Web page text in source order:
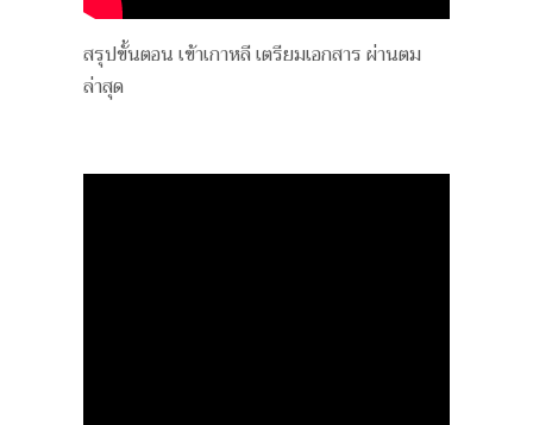
สรุปขั้นตอน เข้าเกาหลี เตรียมเอกสาร ผ่านตม
ล่าสุด